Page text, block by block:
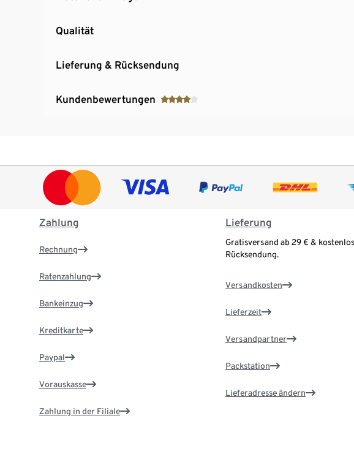
Qualität
Lieferung & Rücksendung
Kundenbewertungen
Zahlung
Rechnung
Ratenzahlung
Bankeinzug
Kreditkarte
Paypal
Vorauskasse
Zahlung in der Filiale
Lieferung
Gratisversand ab 29 € &
Rücksendung.
Versandkosten
Lieferzeit
Versandpartner
Packstation
Lieferadresse ändern